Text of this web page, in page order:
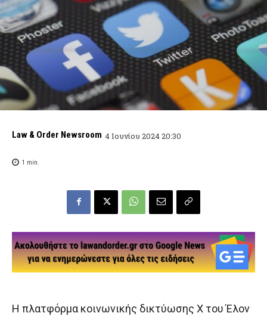
Law & Order Newsroom 4 Ιουνίου 2024 20:30
1 min.
Η πλατφόρμα κοινωνικής δικτύωσης X του Έλον